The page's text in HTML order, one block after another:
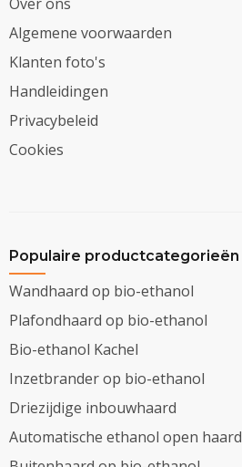
Algemene voorwaarden
Klanten foto's
Handleidingen
Privacybeleid
Cookies
Populaire productcategorieën
Wandhaard op bio-ethanol
Plafondhaard op bio-ethanol
Bio-ethanol Kachel
Inzetbrander op bio-ethanol
Driezijdige inbouwhaard
Automatische ethanol open haard